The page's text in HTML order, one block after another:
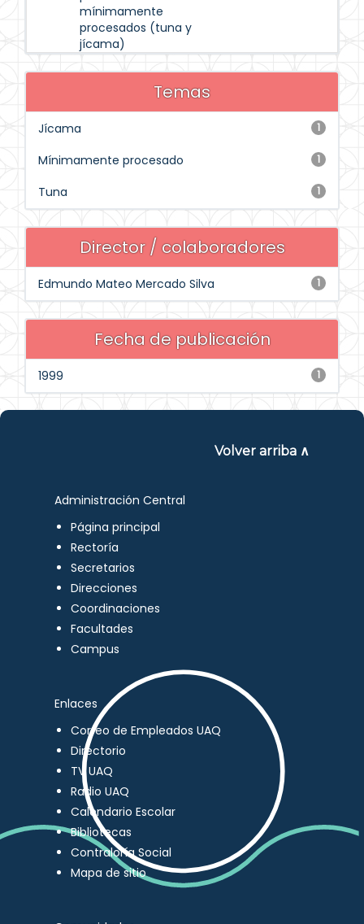
mínimamente
procesados (tuna y
jícama)
Temas
1
Jícama
1
Mínimamente procesado
1
Tuna
Director / colaboradores
1
Edmundo Mateo Mercado Silva
Fecha de publicación
1
1999
Volver arriba ∧
Administración Central
Página principal
Rectoría
Secretarios
Direcciones
Coordinaciones
Facultades
Campus
Enlaces
Correo de Empleados UAQ
Directorio
TV UAQ
Radio UAQ
Calendario Escolar
Bibliotecas
Contraloría Social
Mapa de sitio